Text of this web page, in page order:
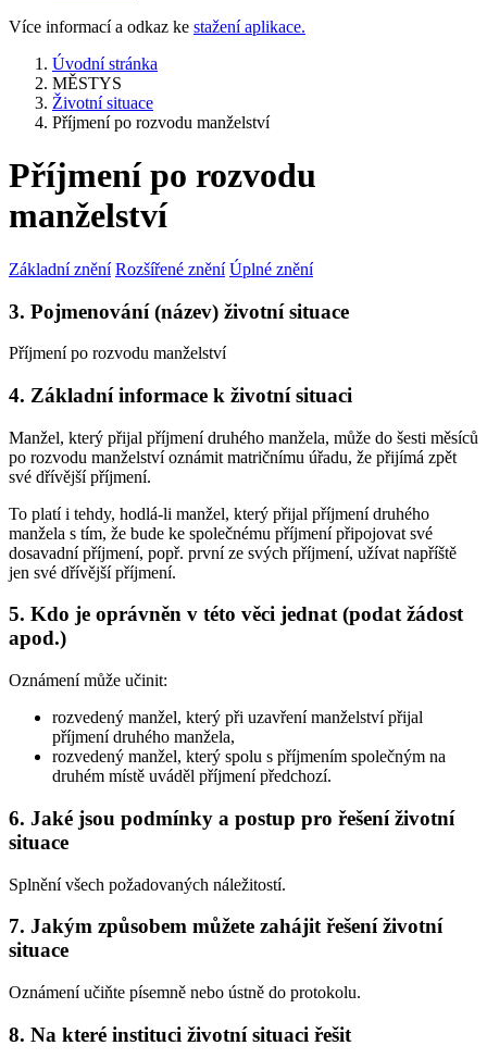
Více informací a odkaz ke stažení aplikace.
Úvodní stránka
MĚSTYS
Životní situace
Příjmení po rozvodu manželství
Příjmení po rozvodu
manželství
Základní znění Rozšířené znění Úplné znění
3. Pojmenování (název) životní situace
Příjmení po rozvodu manželství
4. Základní informace k životní situaci
Manžel, který přijal příjmení druhého manžela, může do šesti měsíců
po rozvodu manželství oznámit matričnímu úřadu, že přijímá zpět
své dřívější příjmení.
To platí i tehdy, hodlá-li manžel, který přijal příjmení druhého
manžela s tím, že bude ke společnému příjmení připojovat své
dosavadní příjmení, popř. první ze svých příjmení, užívat napříště
jen své dřívější příjmení.
5. Kdo je oprávněn v této věci jednat (podat žádost
apod.)
Oznámení může učinit:
rozvedený manžel, který při uzavření manželství přijal
příjmení druhého manžela,
rozvedený manžel, který spolu s příjmením společným na
druhém místě uváděl příjmení předchozí.
6. Jaké jsou podmínky a postup pro řešení životní
situace
Splnění všech požadovaných náležitostí.
7. Jakým způsobem můžete zahájit řešení životní
situace
Oznámení učiňte písemně nebo ústně do protokolu.
8. Na které instituci životní situaci řešit